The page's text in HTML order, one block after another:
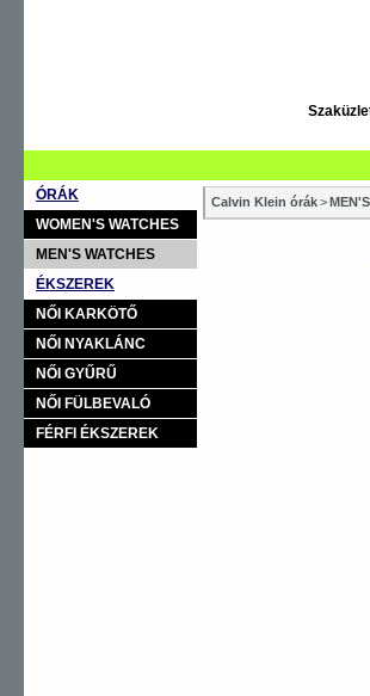
ÓRÁK
WOMEN'S WATCHES
MEN'S WATCHES
ÉKSZEREK
NŐI KARKÖTŐ
NŐI NYAKLÁNC
NŐI GYŰRŰ
NŐI FÜLBEVALÓ
FÉRFI ÉKSZEREK
Calvin Klein órák>